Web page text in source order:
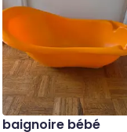
baignoire bébé